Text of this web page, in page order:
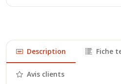
Description Fiche
Avis clients